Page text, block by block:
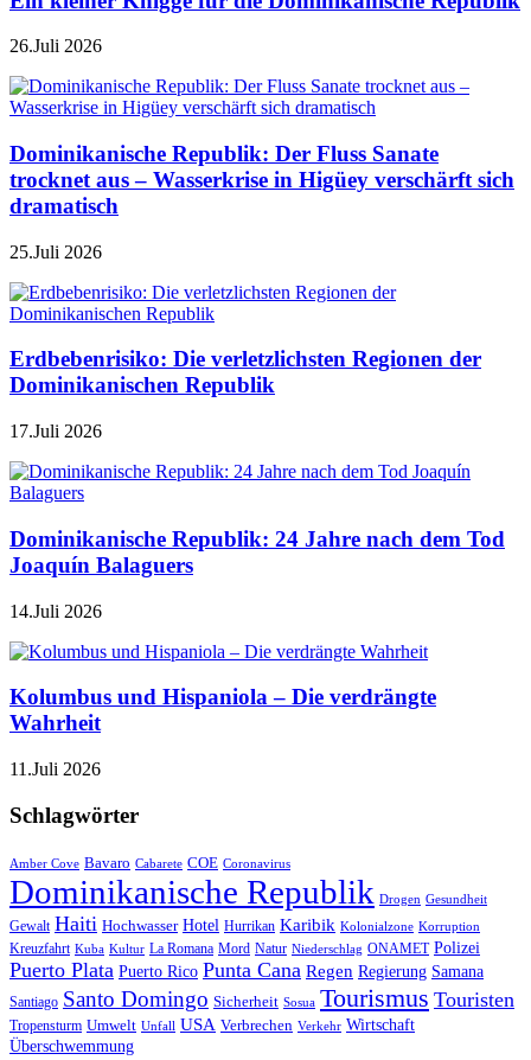
26.Juli 2026
Dominikanische Republik: Der Fluss Sanate
trocknet aus – Wasserkrise in Higüey verschärft sich
dramatisch
25.Juli 2026
Erdbebenrisiko: Die verletzlichsten Regionen der
Dominikanischen Republik
17.Juli 2026
Dominikanische Republik: 24 Jahre nach dem Tod
Joaquín Balaguers
14.Juli 2026
Kolumbus und Hispaniola – Die verdrängte
Wahrheit
11.Juli 2026
Schlagwörter
Amber Cove Bavaro Cabarete COE Coronavirus
Dominikanische Republik Drogen Gesundheit
Gewalt Haiti Hochwasser Hotel Hurrikan Karibik Kolonialzone Korruption
Kreuzfahrt Kuba Kultur La Romana Mord Natur Niederschlag ONAMET Polizei
Puerto Plata Puerto Rico Punta Cana Regen Regierung Samana
Santiago Santo Domingo Sicherheit Sosua Tourismus Touristen
Tropensturm Umwelt Unfall USA Verbrechen Verkehr Wirtschaft
Überschwemmung